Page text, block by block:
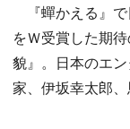
『蟬かえる』で
をＷ受賞した期
貌』。日本のエ
家、伊坂幸太郎